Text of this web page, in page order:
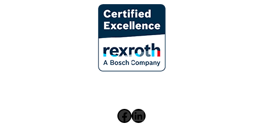
Facebook
LinkedIn